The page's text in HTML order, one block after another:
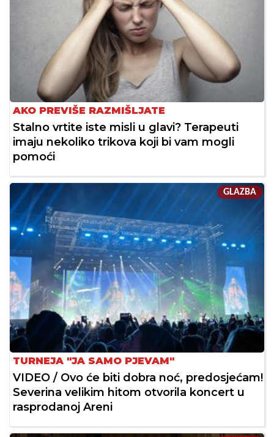
AKO PREVIŠE RAZMIŠLJATE
Stalno vrtite iste misli u glavi? Terapeuti
imaju nekoliko trikova koji bi vam mogli
pomoći
GLAZBA
TURNEJA "JA SAMO PJEVAM"
VIDEO / Ovo će biti dobra noć, predosjećam!
Severina velikim hitom otvorila koncert u
rasprodanoj Areni